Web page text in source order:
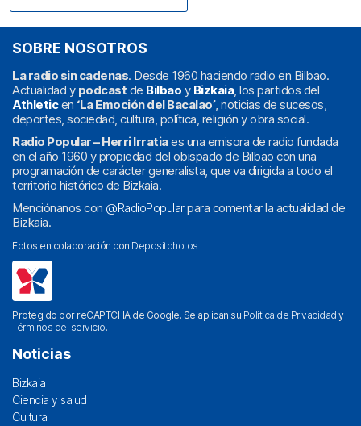
SOBRE NOSOTROS
La radio sin cadenas. Desde 1960 haciendo radio en Bilbao.
Actualidad y podcast de Bilbao y Bizkaia, los partidos del
Athleticen ‘La Emoción del Bacalao’, noticias de sucesos,
deportes, sociedad, cultura, política, religión y obra social.
Radio Popular – Herri Irratiaes una emisora de radio fundada
en el año 1960 y propiedad del obispado de Bilbao con una
programación de carácter generalista, que va dirigida a todo el
territorio histórico de Bizkaia.
Menciónanos con @RadioPopularpara comentar la actualidad de
Bizkaia.
Fotos en colaboración con Depositphotos
Protegido por reCAPTCHA de Google. Se aplican su Política de Privacidad y
Términos del servicio.
Noticias
Bizkaia
Ciencia y salud
Cultura